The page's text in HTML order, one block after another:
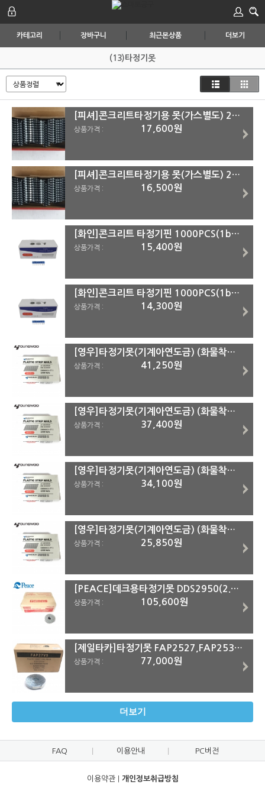
카테고리 장바구니 최근본상품 더보기
(13)타정기못
[피셔]콘크리트타정기용 못(가스별도) 25mm(No.1002320)
상품가격 : 17,600원
[피셔]콘크리트타정기용 못(가스별도) 22mm(N0.1002330)
상품가격 : 16,500원
[화인]콘크리트 타정기핀 1000PCS(1box)#반품불가품목 3.0x25mm (1box=1000pcs)
상품가격 : 15,400원
[화인]콘크리트 타정기핀 1000PCS(1box)#반품불가품목 2.7x22mm (1box=1000pcs)
상품가격 : 14,300원
[영우]타정기못(기계아연도금) (화물착불) DS3.1*90
상품가격 : 41,250원
[영우]타정기못(기계아연도금) (화물착불) DS3.1*83
상품가격 : 37,400원
[영우]타정기못(기계아연도금) (화물착불) DS3.1*75
상품가격 : 34,100원
[영우]타정기못(기계아연도금) (화물착불) DS2.9*64
상품가격 : 25,850원
[PEACE]데크용타정기못 DDS2950(2.9x50mm)
상품가격 : 105,600원
[제일타카]타정기못 FAP2527,FAP2532,FAP2538 (착불) FAP2538(38MM)
상품가격 : 77,000원
더보기
FAQ 이용안내 PC버전
이용약관| 개인정보취급방침